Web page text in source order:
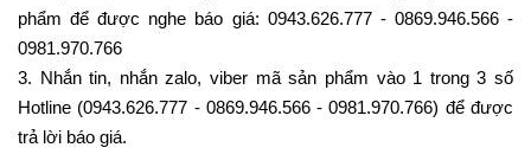
phẩm để được nghe báo giá: 0943.626.777 - 0869.946.566 -
0981.970.766
3. Nhắn tin, nhắn zalo, viber mã sản phẩm vào 1 trong 3 số
Hotline (0943.626.777 - 0869.946.566 - 0981.970.766) để được
trả lời báo giá.